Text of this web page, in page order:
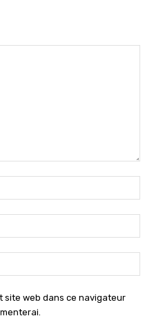
site web dans ce navigateur